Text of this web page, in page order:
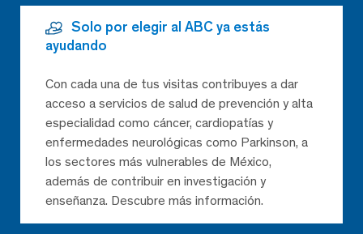
Solo por elegir al ABC ya estás
ayudando
Con cada una de tus visitas contribuyes a dar
acceso a servicios de salud de prevención y alta
especialidad como cáncer, cardiopatías y
enfermedades neurológicas como Parkinson, a
los sectores más vulnerables de México,
además de contribuir en investigación y
enseñanza. Descubre más información.